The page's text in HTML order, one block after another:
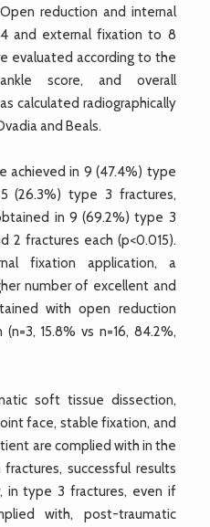
reduction and internal
and external fixation to 8
evaluated according to the
score, and overall
calculated radiographically
and Beals.
achieved in 9 (47.4%) type
(26.3%) type 3 fractures,
in 9 (69.2%) type 3
2 fractures each (p<0.015).
fixation application, a
number of excellent and
with open reduction
15.8% vs n=16, 84.2%,
soft tissue dissection,
face, stable fixation, and
are complied with in the
successful results
in type 3 fractures, even if
with, post-traumatic